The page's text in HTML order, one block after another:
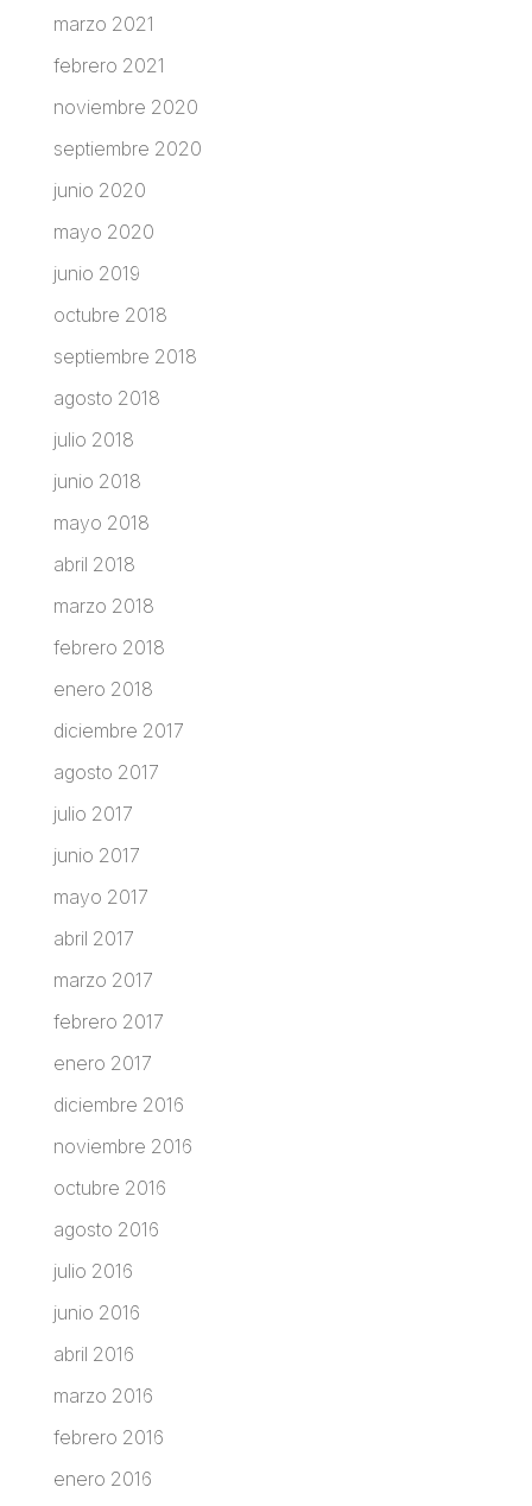
marzo 2021
febrero 2021
noviembre 2020
septiembre 2020
junio 2020
mayo 2020
junio 2019
octubre 2018
septiembre 2018
agosto 2018
julio 2018
junio 2018
mayo 2018
abril 2018
marzo 2018
febrero 2018
enero 2018
diciembre 2017
agosto 2017
julio 2017
junio 2017
mayo 2017
abril 2017
marzo 2017
febrero 2017
enero 2017
diciembre 2016
noviembre 2016
octubre 2016
agosto 2016
julio 2016
junio 2016
abril 2016
marzo 2016
febrero 2016
enero 2016